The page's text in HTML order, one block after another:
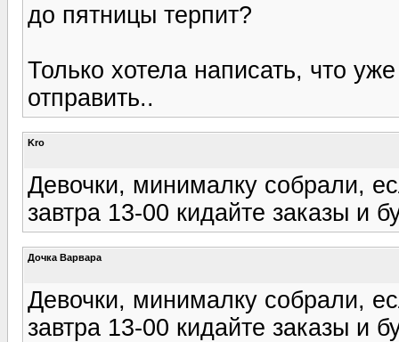
до пятницы терпит?
Только хотела написать, что
отправить..
Kro
Девочки, минималку собрали,
завтра 13-00 кидайте заказы и
Дочка Варвара
Девочки, минималку собрали,
завтра 13-00 кидайте заказы и